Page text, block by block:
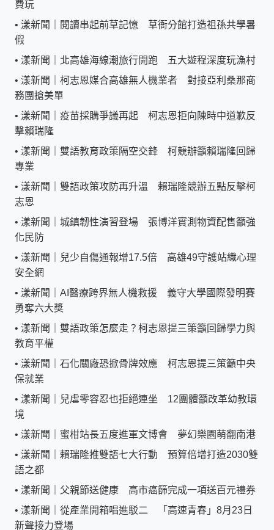
費玩
• 漾新聞｜閱讀串起前草記憶 草衙分館打造祖孫共學暑
假
• 漾新聞｜北高雄海線潮旅行開跑 五大遊程深度玩漁村
• 漾新聞｜柯志恩媒合高雄無人機業者 對接亞利桑那商
務團搶美單
• 漾新聞｜疫苗採購爭議再起 柯志恩拒向陳時中道歉反
擊賴瑞隆
• 漾新聞｜雙語教育政策隔空交鋒 柯競辦籲賴瑞隆回歸
專業
• 漾新聞｜雙語政策攻防再升溫 賴瑞隆競辦五點反擊柯
志恩
• 漾新聞｜城鎮韌性演習登場 張博洋實測物資配售籲強
化民防
• 漾新聞｜兒少自傷通報增17.5倍 高雄49守護站織心理
安全網
• 漾新聞｜AI醫療跨界無人機救援 義守大學國際發明賽
勇奪六大獎
• 漾新聞｜雙語政策怎麼走？柯志恩提三策籲回歸學力與
教育平權
• 漾新聞｜石化關廠恐掀骨牌效應 柯志恩提三策籲中央
保就業
• 漾新聞｜兒虐零容忍也拒絕連坐 12團體籲改革幼教環
境
• 漾新聞｜蜜柑站長五度進軍文博會 夢幻樂園萌翻南港
• 漾新聞｜賴瑞隆推雙語七大行動 預算倍增打造2030雙
語之都
• 漾新聞｜父親節送健康 高市癌篩完成一項送百元禮券
• 漾新聞｜從產業開箱唱進駁二 「高速青春」8月23日
新聲接力登場